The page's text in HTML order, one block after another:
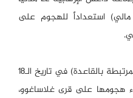
استعداداً للهجوم على
كما قتلت جماعة كتيبة مكينة (المرتبطة بالقاعدة) في تاريخ الـ18
132 مدنياً أثناء هجومها على قرى غلاساغوو،